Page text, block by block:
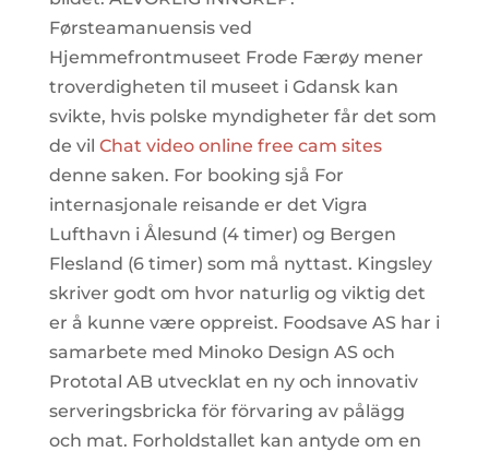
Førsteamanuensis ved
Hjemmefrontmuseet Frode Færøy mener
troverdigheten til museet i Gdansk kan
svikte, hvis polske myndigheter får det som
de vil Chat video online free cam sites
denne saken. For booking sjå For
internasjonale reisande er det Vigra
Lufthavn i Ålesund (4 timer) og Bergen
Flesland (6 timer) som må nyttast. Kingsley
skriver godt om hvor naturlig og viktig det
er å kunne være oppreist. Foodsave AS har i
samarbete med Minoko Design AS och
Prototal AB utvecklat en ny och innovativ
serveringsbricka för förvaring av pålägg
och mat. Forholdstallet kan antyde om en